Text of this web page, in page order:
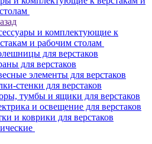
и комплектующие к
и рабочим столам
для верстаков
для верстаков
элементы для верстаков
стенки для верстаков
тумбы и ящики для верстаков
и освещение для верстаков
и коврики для верстаков